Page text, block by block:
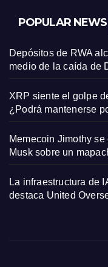
POPULAR NEWS
Depósitos de RWA
medio de la caída de
XRP siente el golpe
¿Podrá mantenerse
Memecoin Jimothy
Musk sobre un
La infraestructura de
destaca United